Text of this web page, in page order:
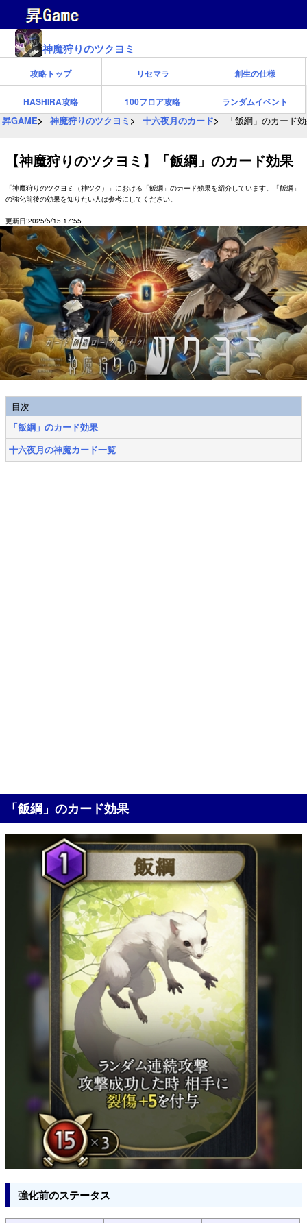
神魔狩りのツクヨミ
攻略トップ リセマラ 創生の仕様
HASHIRA攻略 100フロア攻略 ランダムイベント
昇GAME 神魔狩りのツクヨミ 十六夜月のカード 「飯綱」のカード
【神魔狩りのツクヨミ】「飯綱」のカード効果
「神魔狩りのツクヨミ（神ツク）」における「飯綱」のカード効果を紹介しています。「飯綱」
の強化前後の効果を知りたい人は参考にしてください。
更新日:2025/5/15 17:55
目次
「飯綱」のカード効果
十六夜月の神魔カード一覧
「飯綱」のカード効果
強化前のステータス